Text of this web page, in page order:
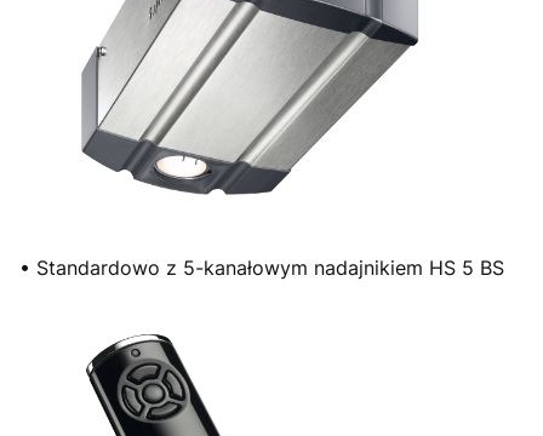
• Standardowo z 5-kanałowym nadajnikiem HS 5 BS